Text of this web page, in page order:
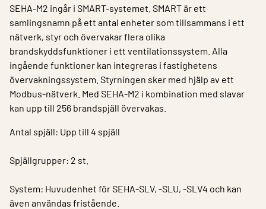
SEHA-M2 ingår i SMART-systemet. SMART är ett
samlingsnamn på ett antal enheter som tillsammans i ett
nätverk, styr och övervakar flera olika
brandskyddsfunktioner i ett ventilationssystem. Alla
ingående funktioner kan integreras i fastighetens
övervakningssystem. Styrningen sker med hjälp av ett
Modbus-nätverk. Med SEHA-M2 i kombination med slavar
kan upp till 256 brandspjäll övervakas.
Antal spjäll: Upp till 4 spjäll
Spjällgrupper: 2 st.
System: Huvudenhet för SEHA-SLV, -SLU, -SLV4 och kan
även användas fristående.